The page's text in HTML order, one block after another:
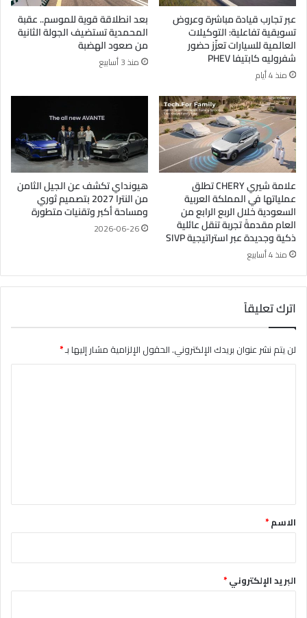
عبر تجارب قيادة مباشرة وعروض
تسويقية تفاعلية: التوكيلات
العالمية للسيارات تعزّز حضور
شفروليه كابتيفا PHEV
منذ 4 أيام
بعد انطلاقة قوية للموسم.. عقبة
المحمدية تستضيف الجولة الثانية
من صعود الهضبة
منذ 3 أسابيع
علامة شيري CHERY تطلق
عملياتها في المملكة العربية
السعودية خلال الربع الرابع من
العام مقدمةً تجربة تنقل عائلية
ذكية وجديدة عبر استراتيجية SIVP
منذ 4 أسابيع
هيونداي تكشف عن الجيل الثامن
من النترا 2027 بتصميم ثوري
ومساحة أكبر وتقنيات متطورة
2026-06-26
اترك تعليقاً
لن يتم نشر عنوان بريدك الإلكتروني.الحقول الإلزامية مشار إليها بـ*
*الاسم*
البريد الإلكتروني*